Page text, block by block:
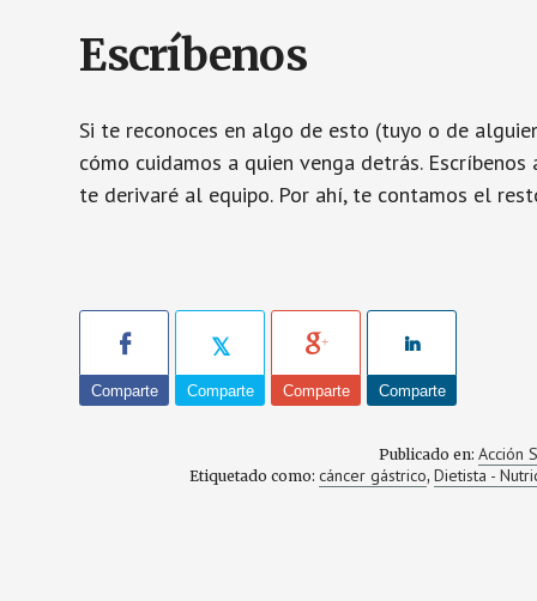
Escríbenos
Si te reconoces en algo de esto (tuyo o de
cómo cuidamos a quien venga detrás.
te derivaré al equipo. Por ahí, te contamos el
Comparte Comparte Comparte Comparte
Publicado en:Acción
Etiquetado como:cáncer gástrico, Dietista -